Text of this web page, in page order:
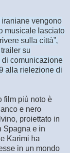
iraniane vengono
musicale lasciato
sulla città”,
su
di comunicazione
alla rielezione di
film più noto è
e nero
proiettato in
Spagna e in
Karimi ha
in un mondo